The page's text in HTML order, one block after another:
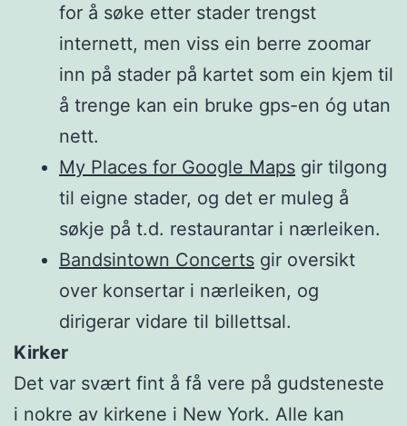
for å søke etter stader trengst
internett, men viss ein berre zoomar
inn på stader på kartet som ein kjem til
å trenge kan ein bruke gps-en óg utan
nett.
My Places for Google Maps gir tilgong
til eigne stader, og det er muleg å
søkje på t.d. restaurantar i nærleiken.
Bandsintown Concerts gir oversikt
over konsertar i nærleiken, og
dirigerar vidare til billettsal.
Kirker
Det var svært fint å få vere på gudsteneste
i nokre av kirkene i New York. Alle kan